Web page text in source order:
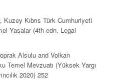
Kıbrıs Türk Cumhuriyeti
Yasalar (4th edn, Legal
Alsulu and Volkan
Temel Mevzuatı (Yüksek Yargı
2020) 252